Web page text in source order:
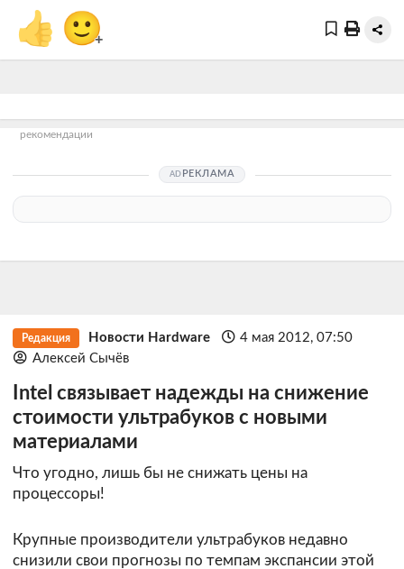
👍 🙂+
рекомендации
РЕКЛАМА
Редакция Новости Hardware
4 мая 2012, 07:50
Алексей Сычёв
Intel связывает надежды на снижение
стоимости ультрабуков с новыми
материалами
Что угодно, лишь бы не снижать цены на
процессоры!
Крупные производители ультрабуков недавно
снизили свои прогнозы по темпам экспансии этой